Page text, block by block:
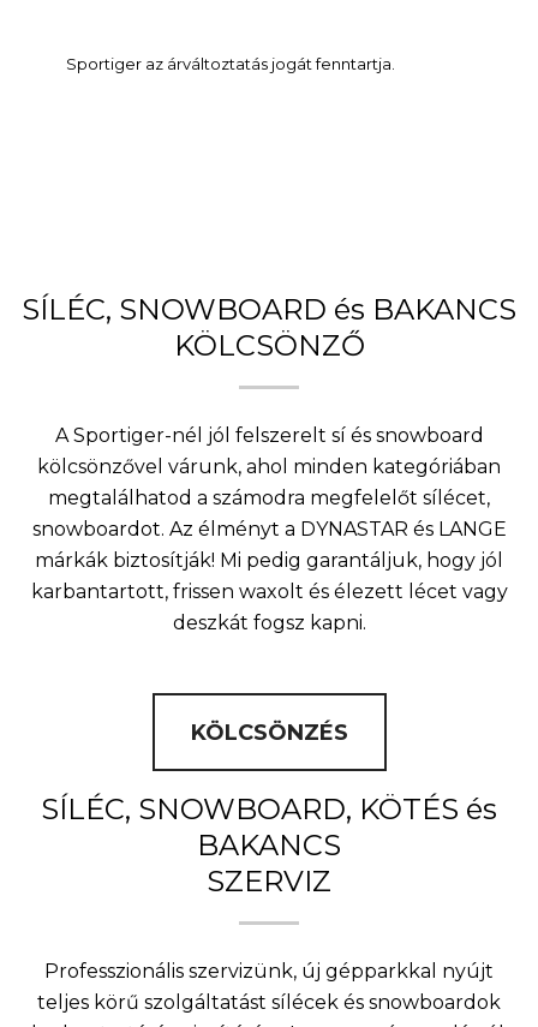
Sportiger az árváltoztatás jogát fenntartja.
SÍLÉC, SNOWBOARD és BAKANCS
KÖLCSÖNZŐ
A Sportiger-nél jól felszerelt sí és snowboard
kölcsönzővel várunk, ahol minden kategóriában
megtalálhatod a számodra megfelelőt sílécet,
snowboardot. Az élményt a DYNASTAR és LANGE
márkák biztosítják! Mi pedig garantáljuk, hogy jól
karbantartott, frissen waxolt és élezett lécet vagy
deszkát fogsz kapni.
KÖLCSÖNZÉS
SÍLÉC, SNOWBOARD, KÖTÉS és
BAKANCS
SZERVIZ
Professzionális szervizünk, új gépparkkal nyújt
teljes körű szolgáltatást sílécek és snowboardok